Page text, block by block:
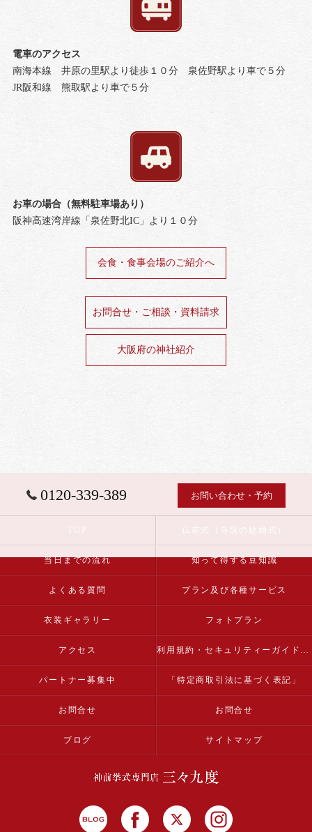
電車のアクセス
南海本線 井原の里駅より徒歩１０分 泉佐野駅より車で５分
JR阪和線 熊取駅より車で５分
お車の場合（無料駐車場あり）
阪神高速湾岸線「泉佐野北IC」より１０分
会食・食事会場のご紹介へ
お問合せ・ご相談・資料請求
大阪府の神社紹介
0120-339-389 お問い合わせ・予約
当日までの流れ 知って得する豆知識
よくある質問 プラン及び各種サービス
衣装ギャラリー フォトプラン
アクセス 利用規約・セキュリティーガイドライン
パートナー募集中 「特定商取引法に基づく表記」
お問合せ お問合せ
ブログ サイトマップ